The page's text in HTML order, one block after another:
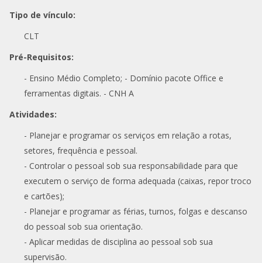
Tipo de vínculo:
CLT
Pré-Requisitos:
- Ensino Médio Completo; - Domínio pacote Office e
ferramentas digitais. - CNH A
Atividades:
- Planejar e programar os serviços em relação a rotas,
setores, frequência e pessoal.
- Controlar o pessoal sob sua responsabilidade para que
executem o serviço de forma adequada (caixas, repor troco
e cartões);
- Planejar e programar as férias, turnos, folgas e descanso
do pessoal sob sua orientação.
- Aplicar medidas de disciplina ao pessoal sob sua
supervisão.